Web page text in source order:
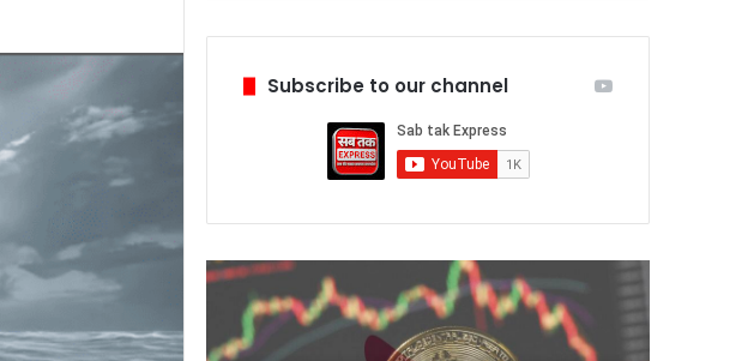
Subscribe to our channel
आंद्रिल
के
संस्थापक
ने